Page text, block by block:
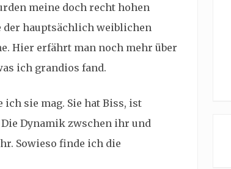
meine doch recht hohen
der hauptsächlich weiblichen
Hier erfährt man noch mehr über
ich grandios fand.
sie mag. Sie hat Biss, ist
Dynamik zwschen ihr und
Sowieso finde ich die